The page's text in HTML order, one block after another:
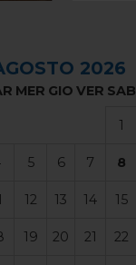
2026
MER GIO VER SAB
1
5 6 7 8
12 13 14 15
19 20 21 22